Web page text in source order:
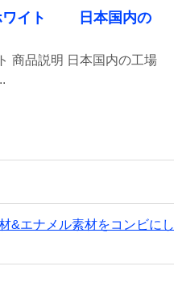
ワイト 日本国内の
商品説明 日本国内の工場
エナメル素材をコンビにし